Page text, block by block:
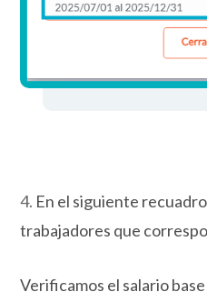
4. En el siguiente
trabajadores que
Verificamos el salario